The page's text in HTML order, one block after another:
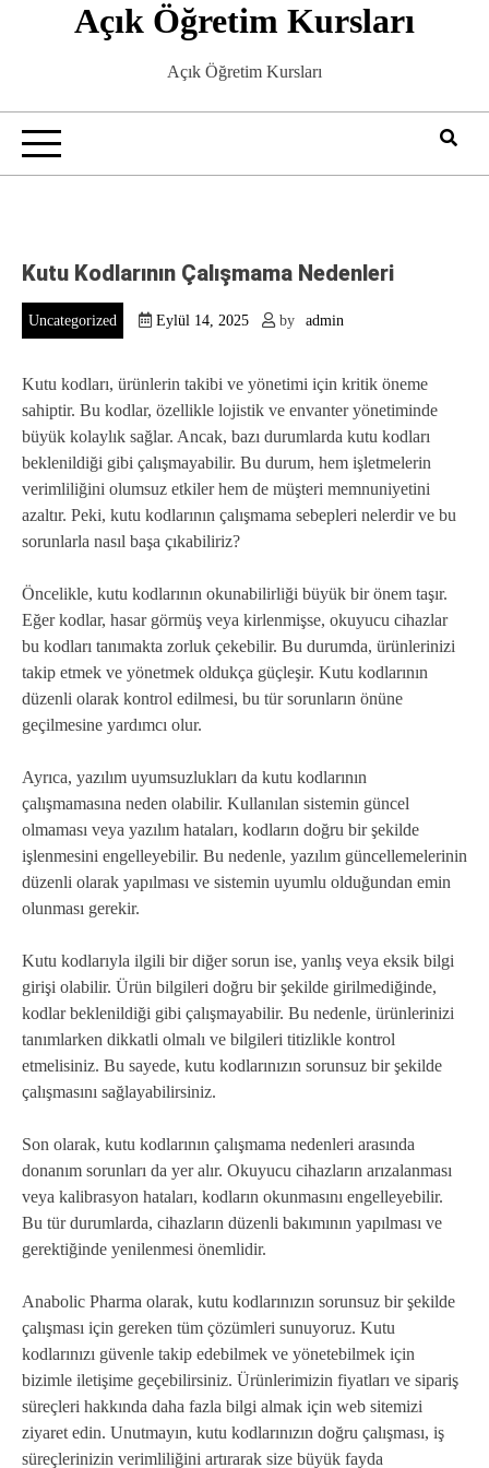
Açık Öğretim Kursları
Açık Öğretim Kursları
Kutu Kodlarının Çalışmama Nedenleri
Uncategorized Eylül 14, 2025 by admin
Kutu kodları, ürünlerin takibi ve yönetimi için kritik öneme
sahiptir. Bu kodlar, özellikle lojistik ve envanter yönetiminde
büyük kolaylık sağlar. Ancak, bazı durumlarda kutu kodları
beklenildiği gibi çalışmayabilir. Bu durum, hem işletmelerin
verimliliğini olumsuz etkiler hem de müşteri memnuniyetini
azaltır. Peki, kutu kodlarının çalışmama sebepleri nelerdir ve bu
sorunlarla nasıl başa çıkabiliriz?
Öncelikle, kutu kodlarının okunabilirliği büyük bir önem taşır.
Eğer kodlar, hasar görmüş veya kirlenmişse, okuyucu cihazlar
bu kodları tanımakta zorluk çekebilir. Bu durumda, ürünlerinizi
takip etmek ve yönetmek oldukça güçleşir. Kutu kodlarının
düzenli olarak kontrol edilmesi, bu tür sorunların önüne
geçilmesine yardımcı olur.
Ayrıca, yazılım uyumsuzlukları da kutu kodlarının
çalışmamasına neden olabilir. Kullanılan sistemin güncel
olmaması veya yazılım hataları, kodların doğru bir şekilde
işlenmesini engelleyebilir. Bu nedenle, yazılım güncellemelerinin
düzenli olarak yapılması ve sistemin uyumlu olduğundan emin
olunması gerekir.
Kutu kodlarıyla ilgili bir diğer sorun ise, yanlış veya eksik bilgi
girişi olabilir. Ürün bilgileri doğru bir şekilde girilmediğinde,
kodlar beklenildiği gibi çalışmayabilir. Bu nedenle, ürünlerinizi
tanımlarken dikkatli olmalı ve bilgileri titizlikle kontrol
etmelisiniz. Bu sayede, kutu kodlarınızın sorunsuz bir şekilde
çalışmasını sağlayabilirsiniz.
Son olarak, kutu kodlarının çalışmama nedenleri arasında
donanım sorunları da yer alır. Okuyucu cihazların arızalanması
veya kalibrasyon hataları, kodların okunmasını engelleyebilir.
Bu tür durumlarda, cihazların düzenli bakımının yapılması ve
gerektiğinde yenilenmesi önemlidir.
Anabolic Pharma olarak, kutu kodlarınızın sorunsuz bir şekilde
çalışması için gereken tüm çözümleri sunuyoruz. Kutu
kodlarınızı güvenle takip edebilmek ve yönetebilmek için
bizimle iletişime geçebilirsiniz. Ürünlerimizin fiyatları ve sipariş
süreçleri hakkında daha fazla bilgi almak için web sitemizi
ziyaret edin. Unutmayın, kutu kodlarınızın doğru çalışması, iş
süreçlerinizin verimliliğini artırarak size büyük fayda